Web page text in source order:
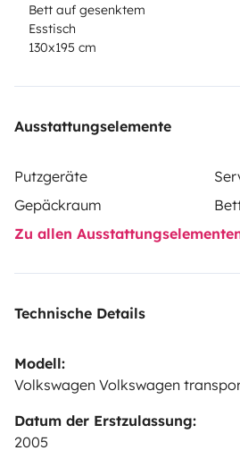
Bett auf gesenktem
Esstisch
130x195 cm
Ausstattungselemente
Putzgeräte
Gepäckraum
Zu allen
Technische Details
Modell:
Volkswagen Volkswagen
Datum der Erstzulassung:
2005